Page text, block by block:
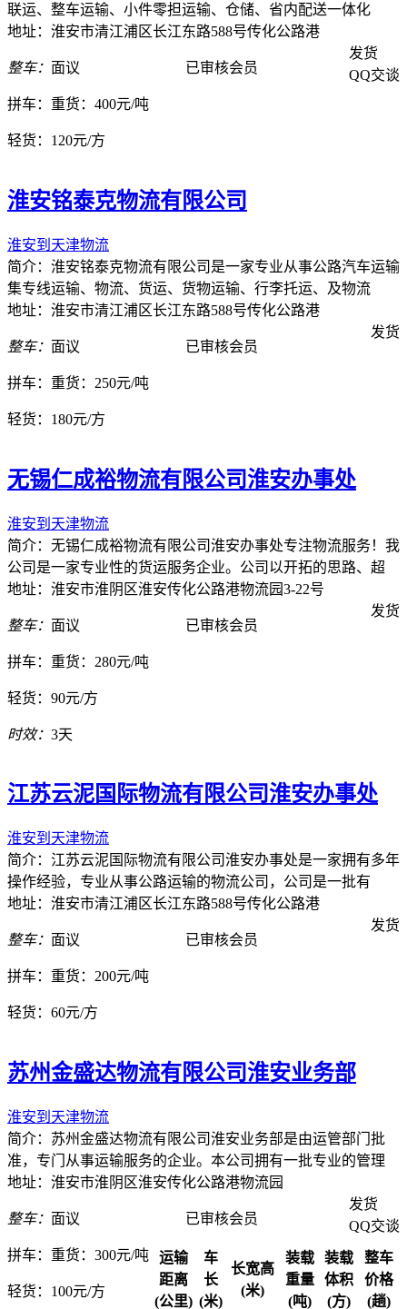
联运、整车运输、小件零担运输、仓储、省内配送一体化
地址：淮安市清江浦区长江东路588号传化公路港
整车： 面议
拼车： 重货：400元/吨
轻货： 120元/方
已审核会员
发货
QQ交谈
淮安铭泰克物流有限公司
淮安到天津物流
简介：淮安铭泰克物流有限公司是一家专业从事公路汽车运输
集专线运输、物流、货运、货物运输、行李托运、及物流
地址：淮安市清江浦区长江东路588号传化公路港
整车： 面议
拼车： 重货：250元/吨
轻货： 180元/方
已审核会员
发货
无锡仁成裕物流有限公司淮安办事处
淮安到天津物流
简介：无锡仁成裕物流有限公司淮安办事处专注物流服务！我
公司是一家专业性的货运服务企业。公司以开拓的思路、超
地址：淮安市淮阴区淮安传化公路港物流园3-22号
整车： 面议
拼车： 重货：280元/吨
轻货： 90元/方
时效： 3天
已审核会员
发货
江苏云泥国际物流有限公司淮安办事处
淮安到天津物流
简介：江苏云泥国际物流有限公司淮安办事处是一家拥有多年
操作经验，专业从事公路运输的物流公司，公司是一批有
地址：淮安市清江浦区长江东路588号传化公路港
整车： 面议
拼车： 重货：200元/吨
轻货： 60元/方
已审核会员
发货
苏州金盛达物流有限公司淮安业务部
淮安到天津物流
简介：苏州金盛达物流有限公司淮安业务部是由运管部门批
准，专门从事运输服务的企业。本公司拥有一批专业的管理
地址：淮安市淮阴区淮安传化公路港物流园
整车： 面议
拼车： 重货：300元/吨
轻货： 100元/方
已审核会员
发货
QQ交谈
运输
距离
(公里)
车
长
(米)
长宽高
(米)
装载
重量
(吨)
装载
体积
(方)
整车
价格
(趟)